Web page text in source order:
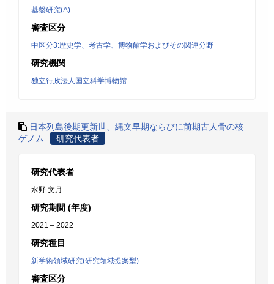
基盤研究(A)
審査区分
中区分3:歴史学、考古学、博物館学およびその関連分野
研究機関
独立行政法人国立科学博物館
日本列島後期更新世、縄文早期ならびに前期古人骨の核
ゲノム
研究代表者
研究代表者
水野 文月
研究期間 (年度)
2021 – 2022
研究種目
新学術領域研究(研究領域提案型)
審査区分